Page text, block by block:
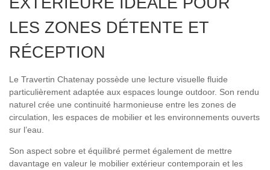
LES ZONES DÉTENTE ET
RÉCEPTION
Le Travertin Chatenay possède une lecture visuelle fluide
particulièrement adaptée aux espaces lounge outdoor. Son rendu
naturel crée une continuité harmonieuse entre les zones de
circulation, les espaces de mobilier et les environnements ouverts
sur l’eau.
Son aspect sobre et équilibré permet également de mettre
davantage en valeur le mobilier extérieur contemporain et les